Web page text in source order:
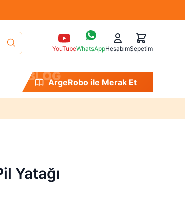
YouTubeWhatsAppHesabımSepetim
BLOG
ArgeRobo ile Öğren
Yatağı